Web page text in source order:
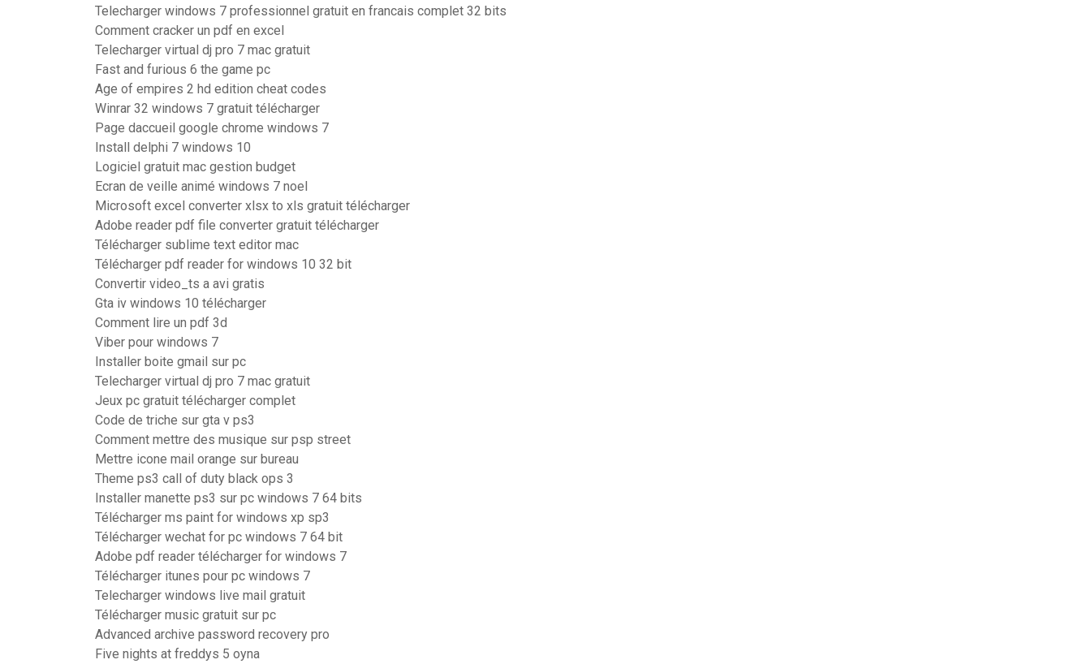
Telecharger windows 7 professionnel gratuit en francais complet 32 bits
Comment cracker un pdf en excel
Telecharger virtual dj pro 7 mac gratuit
Fast and furious 6 the game pc
Age of empires 2 hd edition cheat codes
Winrar 32 windows 7 gratuit télécharger
Page daccueil google chrome windows 7
Install delphi 7 windows 10
Logiciel gratuit mac gestion budget
Ecran de veille animé windows 7 noel
Microsoft excel converter xlsx to xls gratuit télécharger
Adobe reader pdf file converter gratuit télécharger
Télécharger sublime text editor mac
Télécharger pdf reader for windows 10 32 bit
Convertir video_ts a avi gratis
Gta iv windows 10 télécharger
Comment lire un pdf 3d
Viber pour windows 7
Installer boite gmail sur pc
Telecharger virtual dj pro 7 mac gratuit
Jeux pc gratuit télécharger complet
Code de triche sur gta v ps3
Comment mettre des musique sur psp street
Mettre icone mail orange sur bureau
Theme ps3 call of duty black ops 3
Installer manette ps3 sur pc windows 7 64 bits
Télécharger ms paint for windows xp sp3
Télécharger wechat for pc windows 7 64 bit
Adobe pdf reader télécharger for windows 7
Télécharger itunes pour pc windows 7
Telecharger windows live mail gratuit
Télécharger music gratuit sur pc
Advanced archive password recovery pro
Five nights at freddys 5 oyna